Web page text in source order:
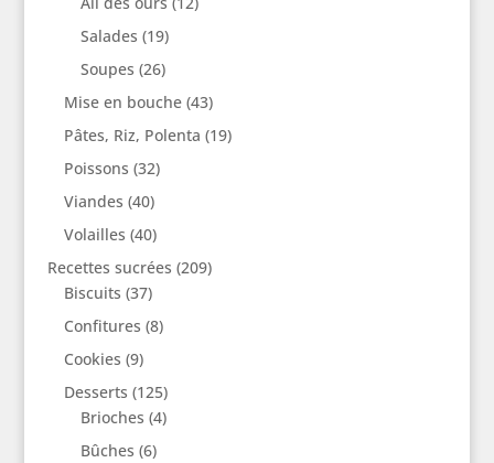
Salades (19)
Soupes (26)
Mise en bouche(43)
Pâtes, Riz, Polenta (19)
Poissons (32)
Viandes (40)
Volailles (40)
Recettes sucrées (209)
Biscuits (37)
Confitures (8)
Cookies (9)
Desserts (125)
Brioches (4)
Bûches (6)